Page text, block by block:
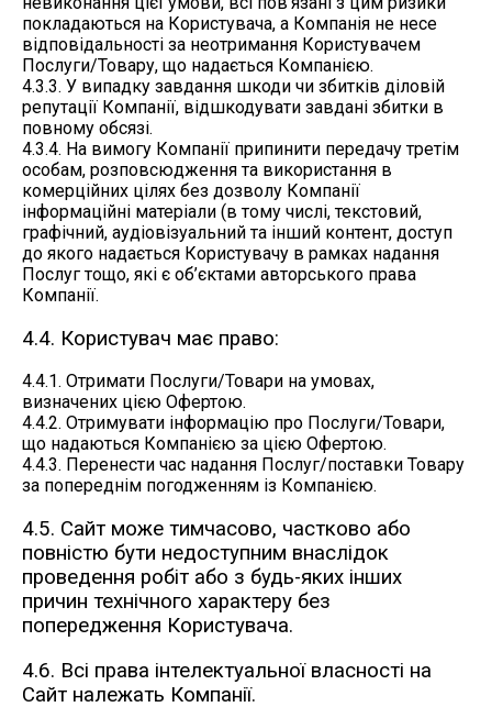
покладаються на Користувача, а Компанія не несе
відповідальності за неотримання Користувачем
Послуги/Товару, що надається Компанією.
4.3.3. У випадку завдання шкоди чи збитків діловій
репутації Компанії, відшкодувати завдані збитки в
повному обсязі.
4.3.4. На вимогу Компанії припинити передачу третім
особам, розповсюдження та використання в
комерційних цілях без дозволу Компанії
інформаційні матеріали (в тому числі, текстовий,
графічний, аудіовізуальний та інший контент, доступ
до якого надається Користувачу в рамках надання
Послуг тощо, які є об’єктами авторського права
Компанії.
4.4. Користувач має право:
4.4.1. Отримати Послуги/Товари на умовах,
визначених цією Офертою.
4.4.2. Отримувати інформацію про Послуги/Товари,
що надаються Компанією за цією Офертою.
4.4.3. Перенести час надання Послуг/поставки Товару
за попереднім погодженням із Компанією.
4.5. Сайт може тимчасово, частково або
повністю бути недоступним внаслідок
проведення робіт або з будь-яких інших
причин технічного характеру без
попередження Користувача.
4.6. Всі права інтелектуальної власності на
Сайт належать Компанії.